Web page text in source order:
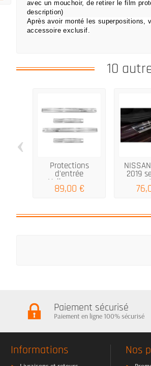
avec un mouchoir, de retirer le film
description)
Après avoir monté les superpositions,
accessoire exclusif.
10
Protections
d'entrée
Volkswagen
Passat B6
89,00 €
2019
‹
Paiement sécurisé
Paiement en ligne 100% sécurisé
Informations Nos